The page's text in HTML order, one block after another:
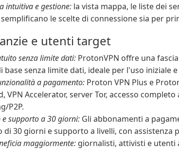
intuitiva e gestione: la vista mappa, le liste dei
le scelte di connessione sia per
e utenti target
senza limite dati: ProtonVPN offre una
base senza limite dati, ideale per l'uso iniziale
a pagamento: Proton VPN Plus e
VPN Accelerator, server Tor, accesso
P2P.
e supporto a 30 giorni: Gli abbonamenti a
di 30 giorni e supporto a livelli, con assistenza
maggiormente: giornalisti, attivisti e utenti